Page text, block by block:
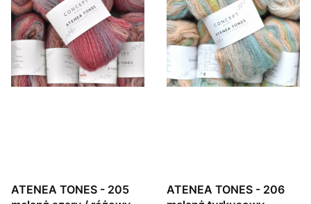
ATENEA TONES - 205
ATENEA TONES - 206